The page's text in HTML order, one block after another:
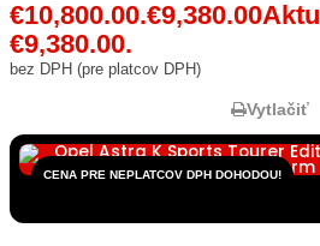
€10,800.00.€9,380.00
€9,380.00.
bez DPH (pre platcov DPH)
Vytlačiť
CENA PRE NEPLATCOV DPH DOHODOU!